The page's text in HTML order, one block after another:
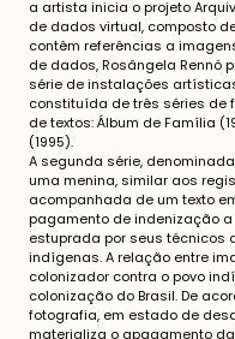
a artista inicia o projeto
de dados virtual, composto
contêm referências a
de dados, Rosângela Rennó
série de instalações
constituída de três séries
de textos: Álbum de Família
(1995).
A segunda série,
uma menina, similar aos
acompanhada de um texto
pagamento de indenização
estuprada por seus técnicos
indígenas. A relação entre
colonizador contra o povo
colonização do Brasil. De
fotografia, em estado de
materializa o apagamento